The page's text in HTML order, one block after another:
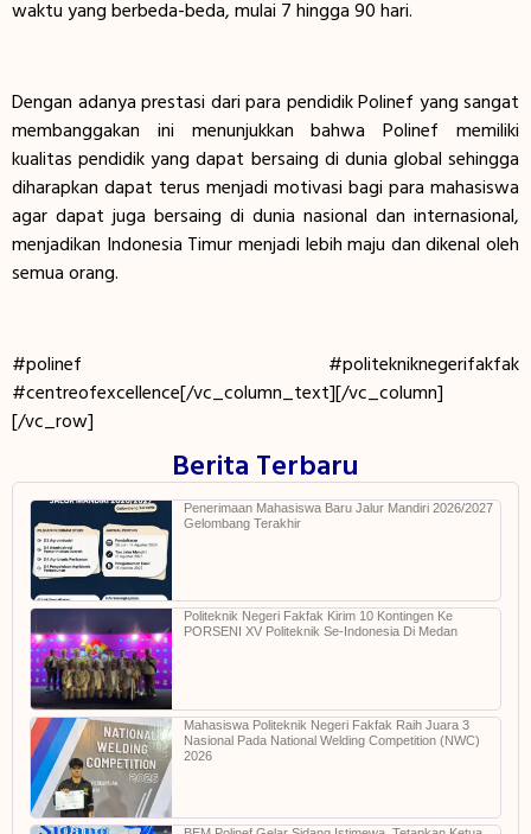
waktu yang berbeda-beda, mulai 7 hingga 90 hari.
Dengan adanya prestasi dari para pendidik Polinef yang sangat
membanggakan ini menunjukkan bahwa Polinef memiliki
kualitas pendidik yang dapat bersaing di dunia global sehingga
diharapkan dapat terus menjadi motivasi bagi para mahasiswa
agar dapat juga bersaing di dunia nasional dan internasional,
menjadikan Indonesia Timur menjadi lebih maju dan dikenal oleh
semua orang.
#polinef #politekniknegerifakfak
#centreofexcellence[/vc_column_text][/vc_column]
[/vc_row]
Berita Terbaru
Penerimaan Mahasiswa Baru Jalur Mandiri 2026/2027
Gelombang Terakhir
Politeknik Negeri Fakfak Kirim 10 Kontingen Ke
PORSENI XV Politeknik Se-Indonesia Di Medan
Mahasiswa Politeknik Negeri Fakfak Raih Juara 3
Nasional Pada National Welding Competition (NWC)
2026